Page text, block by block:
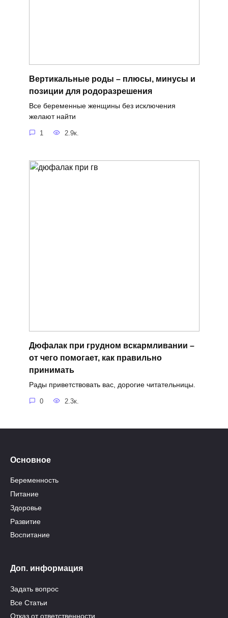
Вертикальные роды – плюсы, минусы и
позиции для родоразрешения
Все беременные женщины без исключения
желают найти
1 2.9к.
Дюфалак при грудном вскармливании –
от чего помогает, как правильно
принимать
Рады приветствовать вас, дорогие читательницы.
0 2.3к.
Основное
Беременность
Питание
Здоровье
Развитие
Воспитание
Доп. информация
Задать вопрос
Все Статьи
Отказ от ответственности